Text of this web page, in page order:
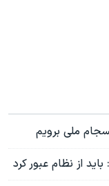
ملی برویم
از نظام عبور کرد